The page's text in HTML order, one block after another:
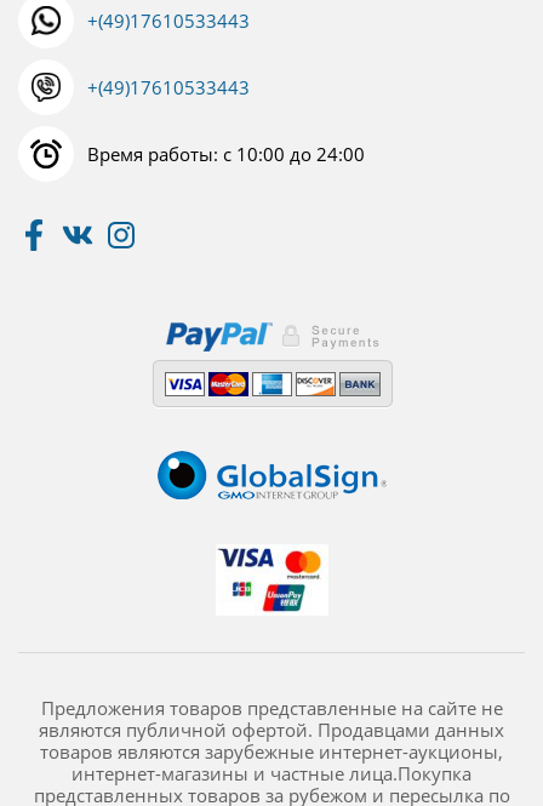
+(49)17610533443
+(49)17610533443
Время работы: с 10:00 до 24:00
Предложения товаров представленные на сайте не
являются публичной офертой. Продавцами данных
товаров являются зарубежные интернет-аукционы,
интернет-магазины и частные лица.Покупка
представленных товаров за рубежом и пересылка по